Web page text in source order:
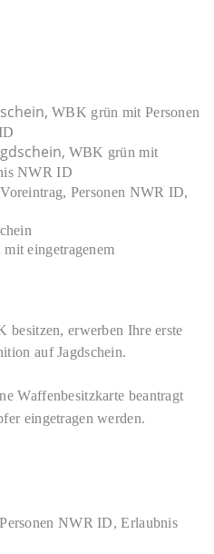
WBK grün mit Personen
WBK grün mit
NWR ID
Personen NWR ID,
eingetragenem
besitzen, erwerben Ihre erste
auf Jagdschein.
Waffenbesitzkarte beantragt
eingetragen werden.
NWR ID, Erlaubnis